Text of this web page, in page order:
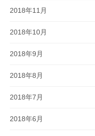
2018年11月
2018年10月
2018年9月
2018年8月
2018年7月
2018年6月